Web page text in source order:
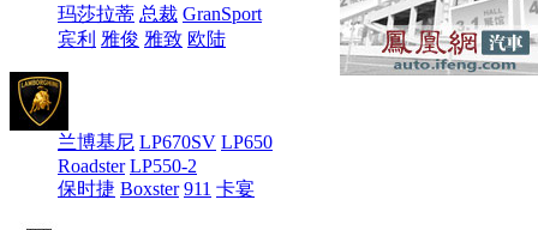
玛莎拉蒂 总裁 GranSport
宾利 雅俊 雅致 欧陆
兰博基尼 LP670SV LP650
Roadster LP550-2
保时捷 Boxster 911 卡宴